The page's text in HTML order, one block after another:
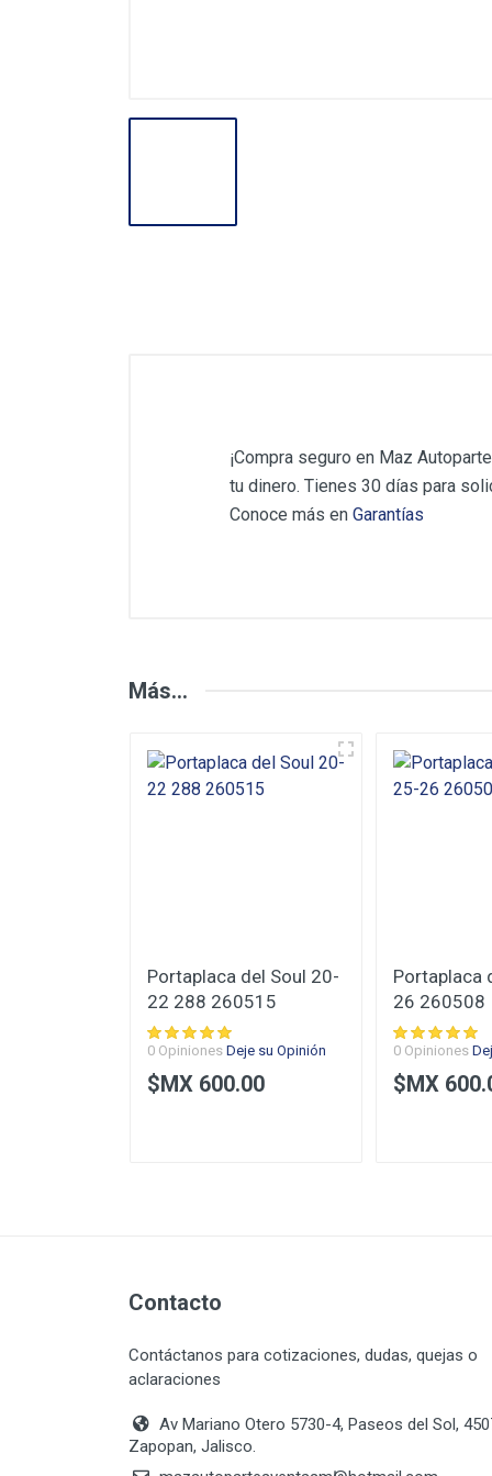
¡Compra seguro en Maz
tu dinero. Tienes 30 días para
Conoce más en Garantías
Puntuación Su
Más...
Portaplaca del Soul 20-
22 288 260515
0 Opiniones Deje su Opinión
$MX 600.00
Portaplaca
26 260508
0 Opiniones
$MX
Contacto
Contáctanos para cotizaciones, dudas, quejas o
aclaraciones
Av Mariano Otero 5730-4, Paseos del Sol,
Zapopan, Jalisco.